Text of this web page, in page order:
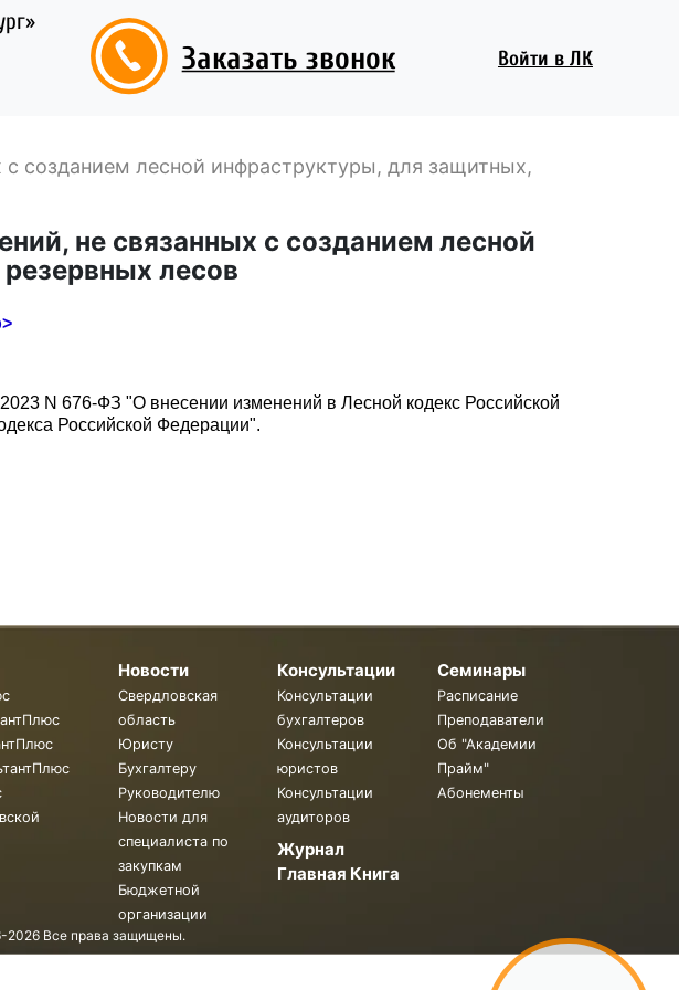
Заказать звонок Войти в ЛК
созданием лесной инфраструктуры, для защитных,
не связанных с созданием лесной
лесов
N 676-ФЗ "О внесении изменений в Лесной кодекс Российской
Российской Федерации".
Новости
Свердловская
область
Юристу
Бухгалтеру
Руководителю
Новости для
специалиста по
закупкам
Бюджетной
организации
Консультации
Консультации
бухгалтеров
Консультации
юристов
Консультации
аудиторов
Журнал
Главная Книга
Семинары
Расписание
Преподаватели
Об "Академии
Прайм"
Абонементы
2026 Все права защищены.